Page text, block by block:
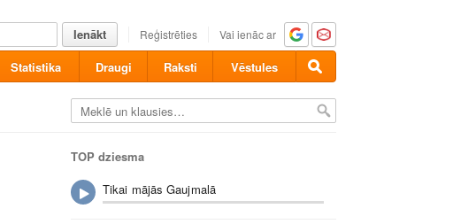
Ienākt Reģistrēties Vai ienāc ar
Statistika Draugi Raksti Vēstules
TOP dziesma
Tikai mājās Gaujmalā